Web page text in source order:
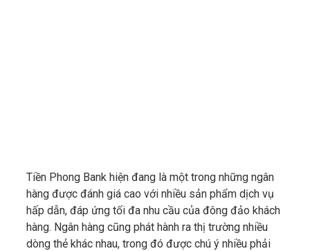
Tiền Phong Bank hiện đang là một trong những ngân
hàng được đánh giá cao với nhiều sản phẩm dịch vụ
hấp dẫn, đáp ứng tối đa nhu cầu của đông đảo khách
hàng. Ngân hàng cũng phát hành ra thị trường nhiều
dòng thẻ khác nhau, trong đó được chú ý nhiều phải